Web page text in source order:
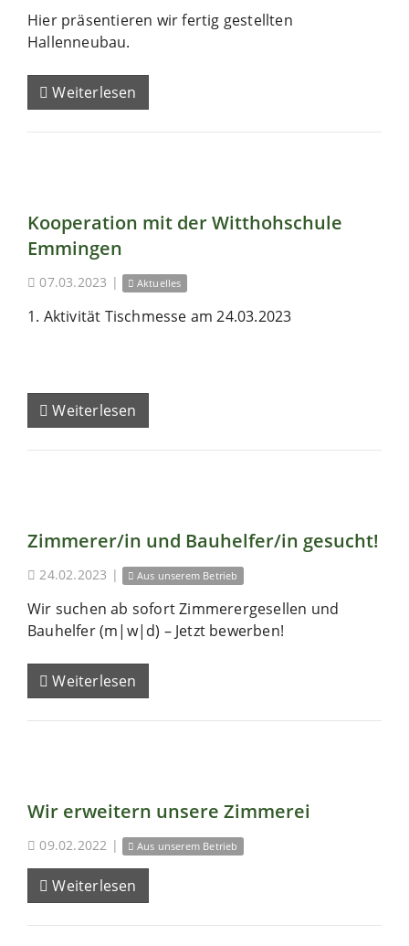
Hier präsentieren wir fertig gestellten
Hallenneubau.
Weiterlesen
Kooperation mit der Witthohschule
Emmingen
07.03.2023 | Aktuelles
1. Aktivität Tischmesse am 24.03.2023
Weiterlesen
Zimmerer/in und Bauhelfer/in gesucht!
24.02.2023 | Aus unserem Betrieb
Wir suchen ab sofort Zimmerergesellen und
Bauhelfer (m|w|d) – Jetzt bewerben!
Weiterlesen
Wir erweitern unsere Zimmerei
09.02.2022 | Aus unserem Betrieb
Weiterlesen